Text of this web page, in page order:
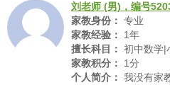
刘老师 (男)，编号
家教身份： 专业
家教经验：
1年
擅长科目： 初中数学|
家教积分：
1分
个人简介： 我没有家